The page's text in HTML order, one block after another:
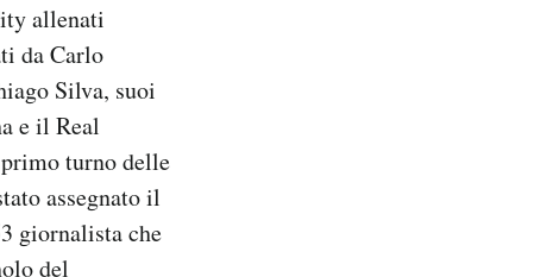
allenati
da Carlo
Silva, suoi
e il Real
turno delle
assegnato il
giornalista che
del